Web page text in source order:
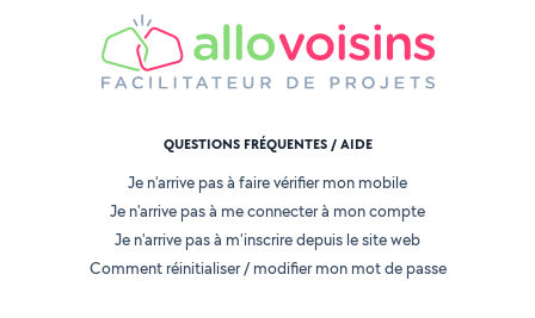
QUESTIONS FRÉQUENTES / AIDE
Je n'arrive pas à faire vérifier mon mobile
Je n'arrive pas à me connecter à mon compte
Je n'arrive pas à m'inscrire depuis le site web
Comment réinitialiser / modifier mon mot de passe